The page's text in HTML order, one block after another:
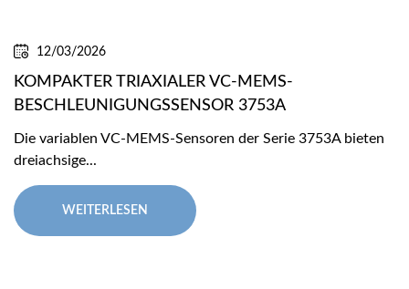
12/03/2026
KOMPAKTER TRIAXIALER VC-MEMS-
BESCHLEUNIGUNGSSENSOR 3753A
Die variablen VC-MEMS-Sensoren der Serie 3753A bieten
dreiachsige...
WEITERLESEN